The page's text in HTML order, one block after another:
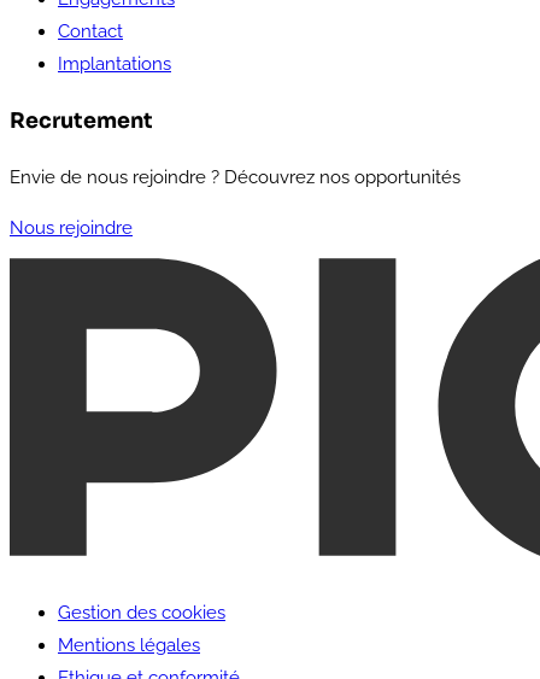
Contact
Implantations
Recrutement
Envie de nous rejoindre ? Découvrez nos opportunités
Nous rejoindre
Gestion des cookies
Mentions légales